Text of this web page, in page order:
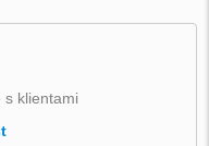
s klientami